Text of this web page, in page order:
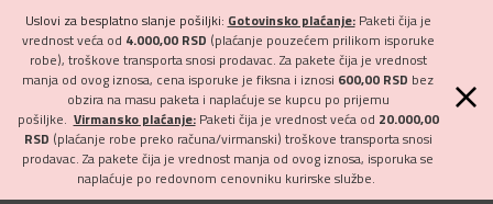
Uslovi za besplatno slanje pošiljki: Gotovinsko plaćanje:Paketi čija je
vrednost veća od 4.000,00 RSD (plaćanje pouzećem prilikom isporuke
robe), troškove transporta snosi prodavac. Za pakete čija je vrednost
manja od ovog iznosa, cena isporuke je fiksna i iznosi 600,00 RSD bez
obzira na masu paketa i naplaćuje se kupcu po prijemu
pošiljke. Virmansko plaćanje:Paketi čija je vrednost veća od 20.000,00
RSD (plaćanje robe preko računa/virmanski) troškove transporta snosi
prodavac. Za pakete čija je vrednost manja od ovog iznosa, isporuka se
naplaćuje po redovnom cenovniku kurirske službe.